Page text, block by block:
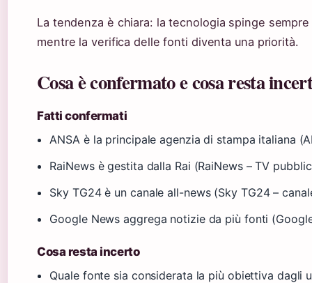
La tendenza è chiara: la tecnologia spinge
mentre la verifica delle fonti diventa una priorità.
Cosa è confermato e cosa resta
Fatti confermati
ANSA è la principale agenzia di stampa italiana
RaiNews è gestita dalla Rai (RaiNews – TV
Sky TG24 è un canale all-news (Sky TG24 –
Google News aggrega notizie da più fonti
Cosa resta incerto
Quale fonte sia considerata la più obiettiva dagli